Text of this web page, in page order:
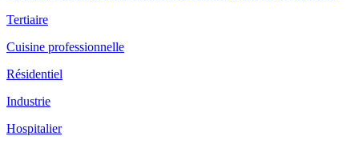
Tertiaire
Cuisine professionnelle
Résidentiel
Industrie
Hospitalier